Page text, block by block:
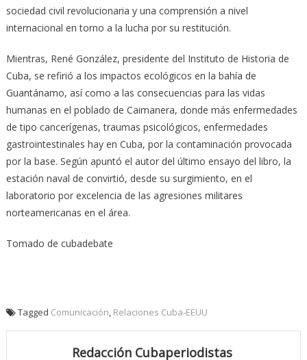
sociedad civil revolucionaria y una comprensión a nivel
internacional en torno a la lucha por su restitución.
Mientras, René González, presidente del Instituto de Historia de
Cuba, se refirió a los impactos ecológicos en la bahía de
Guantánamo, así como a las consecuencias para las vidas
humanas en el poblado de Caimanera, donde más enfermedades
de tipo cancerígenas, traumas psicológicos, enfermedades
gastrointestinales hay en Cuba, por la contaminación provocada
por la base. Según apuntó el autor del último ensayo del libro, la
estación naval de convirtió, desde su surgimiento, en el
laboratorio por excelencia de las agresiones militares
norteamericanas en el área.
Tomado de cubadebate
Tagged Comunicación, Relaciones Cuba-EEUU
Redacción Cubaperiodistas